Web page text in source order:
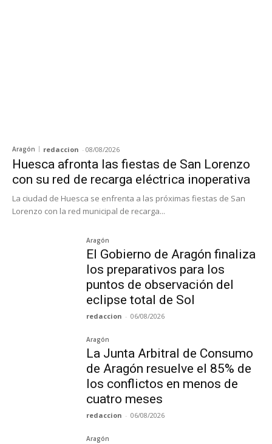
Aragón redaccion - 08/08/2026
Huesca afronta las fiestas de San Lorenzo
con su red de recarga eléctrica inoperativa
La ciudad de Huesca se enfrenta a las próximas fiestas de San
Lorenzo con la red municipal de recarga...
Aragón
El Gobierno de Aragón finaliza
los preparativos para los
puntos de observación del
eclipse total de Sol
redaccion - 06/08/2026
Aragón
La Junta Arbitral de Consumo
de Aragón resuelve el 85% de
los conflictos en menos de
cuatro meses
redaccion - 06/08/2026
Aragón